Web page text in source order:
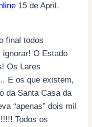
15 de April,
final todos
O Estado
Os Lares
E os que existem,
da Santa Casa da
“apenas” dois mil
Todos os